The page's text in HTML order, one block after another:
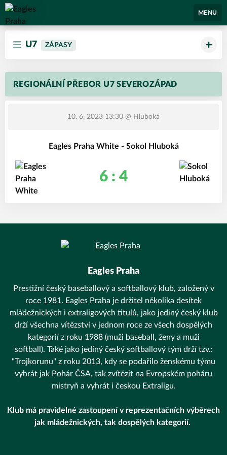
Eagles Praha
MENU
U7 ZÁPASY
REGIONÁLNÍ PŘEBOR U7 SEVEROZÁPAD
10. 6. 2023 13:30 @ Hluboká
Eagles Praha White - Sokol Hluboká
6 : 4
Eagles Praha
Prestižní český baseballový a softballový klub, založený v
roce 1981. Eagles Praha je držitel několika desítek
mládežnických i extraligových titulů, jako jediný český klub
drží všechna vítězství v jednom roce ze všech dospělých
kategorií z roku 1988 (muži baseball, ženy a muži
softball). Také jako jediný český softballový tým drží tzv.:
"Trojkorunu" z roku 2013, kdy se podařilo ženskému týmu
vyhrát jak Pohár ČSA, tak zvítězit na Evropském poháru
mistryň a vyhrát i českou Extraligu.
Klub má pravidelné zastoupení v reprezentačních výběrech
jak mládežnických, tak dospělých kategorií.